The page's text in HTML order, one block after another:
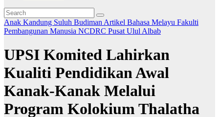
Anak Kandung Suluh Budiman Artikel Bahasa Melayu Fakulti
Pembangunan Manusia NCDRC Pusat Ulul Albab
UPSI Komited Lahirkan
Kualiti Pendidikan Awal
Kanak-Kanak Melalui
Program Kolokium Thalatha